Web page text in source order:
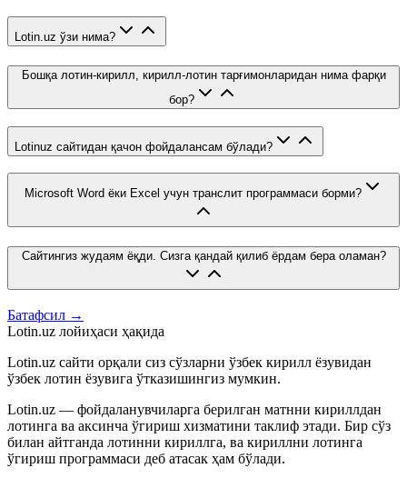
Lotin.uz ўзи нима?
Бошқа лотин-кирилл, кирилл-лотин тарғимонларидан нима фарқи
бор?
Lotinuz сайтидан қачон фойдалансам бўлади?
Microsoft Word ёки Excel учун транслит программаси борми?
Сайтингиз жудаям ёқди. Сизга қандай қилиб ёрдам бера оламан?
Батафсил →
Lotin.uz лойиҳаси ҳақида
Lotin.uz сайти орқали сиз сўзларни ўзбек кирилл ёзувидан
ўзбек лотин ёзувига ўтказишингиз мумкин.
Lotin.uz — фойдаланувчиларга берилган матнни кириллдан
лотинга ва аксинча ўгириш хизматини таклиф этади. Бир сўз
билан айтганда лотинни кириллга, ва кириллни лотинга
ўгириш программаси деб атасак ҳам бўлади.